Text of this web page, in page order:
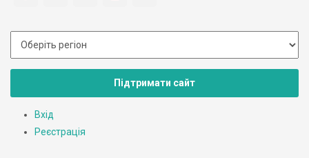
Підтримати сайт
Вхід
Реєстрація